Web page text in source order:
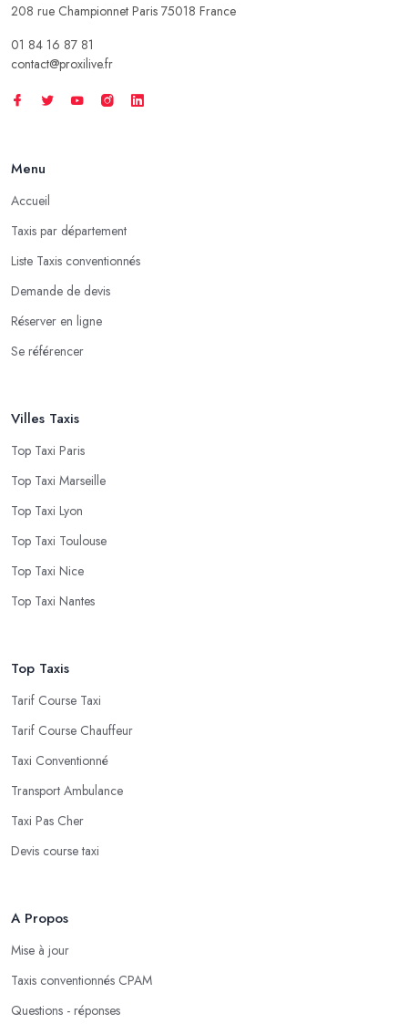
208 rue Championnet Paris 75018 France
01 84 16 87 81
contact@proxilive.fr
Menu
Accueil
Taxis par département
Liste Taxis conventionnés
Demande de devis
Réserver en ligne
Se référencer
Villes Taxis
Top Taxi Paris
Top Taxi Marseille
Top Taxi Lyon
Top Taxi Toulouse
Top Taxi Nice
Top Taxi Nantes
Top Taxis
Tarif Course Taxi
Tarif Course Chauffeur
Taxi Conventionné
Transport Ambulance
Taxi Pas Cher
Devis course taxi
A Propos
Mise à jour
Taxis conventionnés CPAM
Questions - réponses